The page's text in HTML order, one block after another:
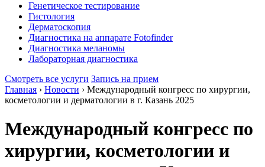
Генетическое тестирование
Гистология
Дерматоскопия
Диагностика на аппарате Fotofinder
Диагностика меланомы
Лабораторная диагностика
Смотреть все услуги Запись на прием
Главная › Новости › Международный конгресс по хирургии,
косметологии и дерматологии в г. Казань 2025
Международный конгресс по
хирургии, косметологии и